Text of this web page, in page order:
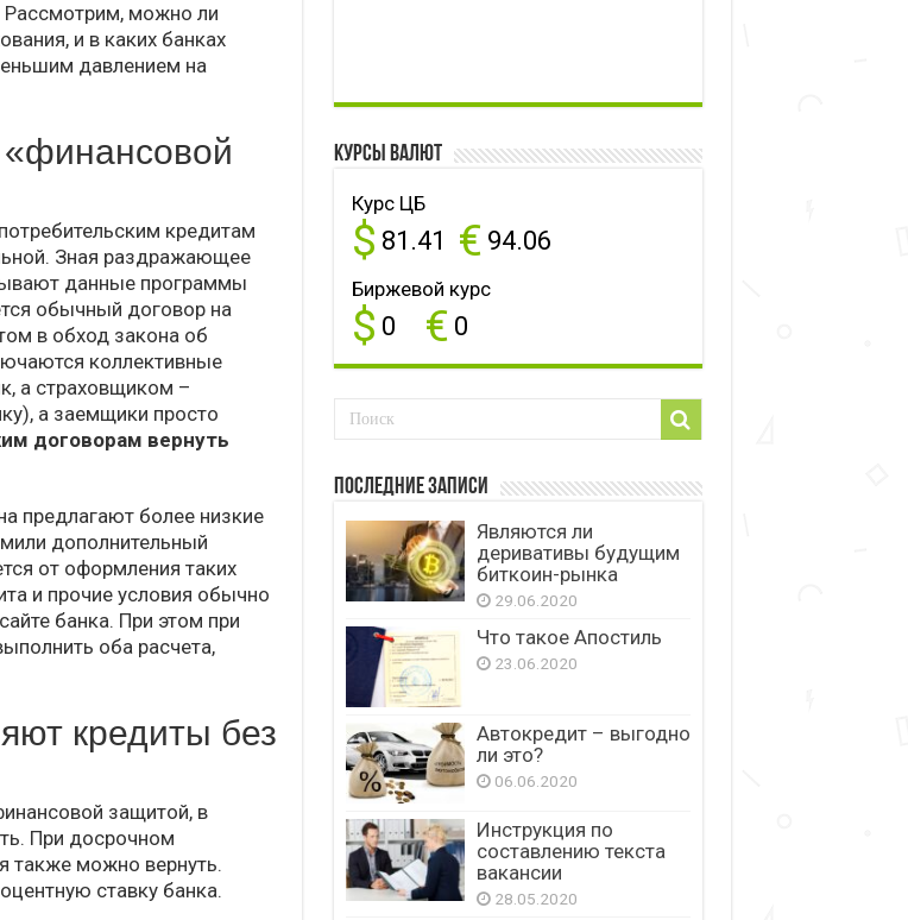
Рассмотрим, можно ли
и в каких банках
давлением на
кредитам
Зная раздражающее
данные программы
обычный договор на
в обход закона об
коллективные
а страховщиком –
а заемщики просто
договорам вернуть
предлагают более низкие
дополнительный
от оформления таких
и прочие условия обычно
банка. При этом при
оба расчета,
кредиты без
защитой, в
При досрочном
также можно вернуть.
ставку банка.
Курсы валют
Курс ЦБ
$ 81.41 € 94.06
Биржевой курс
$ 0 € 0
Последние записи
Являются ли
деривативы будущим
биткоин-рынка
29.06.2020
Что такое Апостиль
23.06.2020
Автокредит – выгодно
ли это?
06.06.2020
Инструкция по
составлению текста
вакансии
28.05.2020